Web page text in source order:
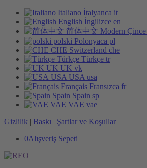
Italiano İtalyanca it
English İngilizce en
简体中文 Modern Çince
polski Polonyaca pl
CHE Switzerland che
Türkçe Türkçe tr
UK UK vk
USA USA usa
Français Fransızca fr
Spain Spain sp
VAE VAE vae
Gizlilik | Baskı | Şartlar ve Koşullar
0Alışveriş Sepeti